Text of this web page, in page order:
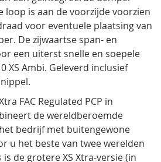
loop is aan de voorzijde voorzien
voor eventuele plaatsing van
De zijwaartse span- en
een uiterst snelle en soepele
XS Ambi. Geleverd inclusief
FAC Regulated PCP in
de wereldberoemde
bedrijf met buitengewone
u het beste van twee werelden
de grotere XS Xtra-versie (in